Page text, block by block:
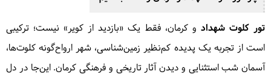
تور کلوت شهداد و کرمان، فقط یک «بازدید از کویر» نیست؛ ترکیبی
است از تجربه یک پدیده کم‌نظیر زمین‌شناسی، شهر ارواح‌گونه کلوت‌ها،
آسمان شب استثنایی و دیدن آثار تاریخی و فرهنگی کرمان. این‌جا در دل